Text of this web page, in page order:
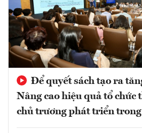
Để quyết sách tạo ra
Nâng cao hiệu quả tổ chức
chủ trương phát triển